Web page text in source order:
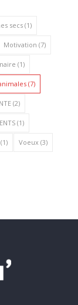
secs(1)
Motivation (7)
(1)
(7)
(2)
(1)
(1) Voeux (3)